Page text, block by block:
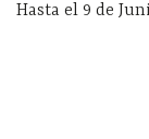
Hasta el 9 de